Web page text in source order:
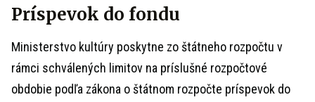
Príspevok do fondu
Ministerstvo kultúry poskytne zo štátneho rozpočtu v
rámci schválených limitov na príslušné rozpočtové
obdobie podľa zákona o štátnom rozpočte príspevok do